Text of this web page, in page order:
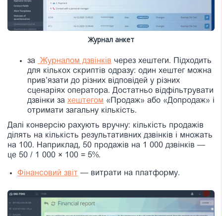
Журнал анкет
за Журналом дзвінків через хештеги. Підходить
для кількох скриптів одразу: один хештег можна
прив’язати до різних відповідей у різних
сценаріях оператора. Достатньо відфільтрувати
дзвінки за хештегом «Продаж» або «Допродаж» і
отримати загальну кількість.
Далі конверсію рахують вручну: кількість продажів
ділять на кількість результативних дзвінків і множать
на 100. Наприклад, 50 продажів на 1 000 дзвінків —
це 50 / 1 000 × 100 = 5%.
Фінансовий звіт — витрати на платформу.